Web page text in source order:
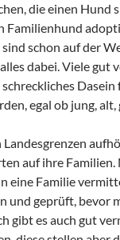
die einen Hund
Familienhund
schon auf der
dabei. Viele gut
egal ob jung, alt,
auf ihre
eine Familie
und geprüft, bevor
gibt es auch gut